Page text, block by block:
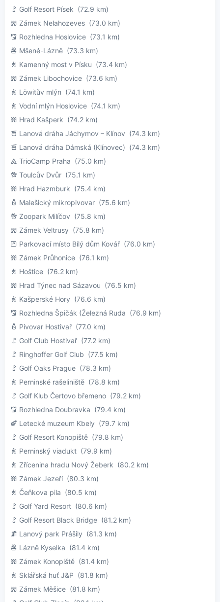
Golf Resort Písek (72.9 km)
Zámek Nelahozeves (73.0 km)
Rozhledna Hoslovice (73.1 km)
Mšené-Lázně (73.3 km)
Kamenný most v Písku (73.4 km)
Zámek Libochovice (73.6 km)
Löwitův mlýn (74.1 km)
Vodní mlýn Hoslovice (74.1 km)
Hrad Kašperk (74.2 km)
Lanová dráha Jáchymov – Klínov (74.3 km)
Lanová dráha Dámská (Klínovec) (74.3 km)
TrioCamp Praha (75.0 km)
Toulcův Dvůr (75.1 km)
Hrad Hazmburk (75.4 km)
Malešický mikropivovar (75.6 km)
Zoopark Milíčov (75.8 km)
Zámek Veltrusy (75.8 km)
Parkovací místo Bílý dům Kovář (76.0 km)
Zámek Průhonice (76.1 km)
Hoštice (76.2 km)
Hrad Týnec nad Sázavou (76.5 km)
Kašperské Hory (76.6 km)
Rozhledna Špičák (Železná Ruda (76.9 km)
Pivovar Hostivař (77.0 km)
Golf Club Hostivař (77.2 km)
Ringhoffer Golf Club (77.5 km)
Golf Oaks Prague (78.3 km)
Perninské rašeliniště (78.8 km)
Golf Klub Čertovo břemeno (79.2 km)
Rozhledna Doubravka (79.4 km)
Letecké muzeum Kbely (79.7 km)
Golf Resort Konopiště (79.8 km)
Perninský viadukt (79.9 km)
Zřícenina hradu Nový Žeberk (80.2 km)
Zámek Jezeří(80.3 km)
Čeňkova pila (80.5 km)
Golf Yard Resort (80.6 km)
Golf Resort Black Bridge (81.2 km)
Lanový park Prášily (81.3 km)
Lázně Kyselka (81.4 km)
Zámek Konopiště (81.4 km)
Sklářská huť J&P (81.8 km)
Zámek Měšice (81.8 km)